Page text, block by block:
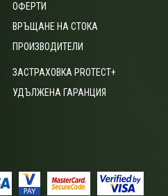
ОФЕРТИ
ВРЪЩАНЕ НА СТОКА
ПРОИЗВОДИТЕЛИ
ЗАСТРАХОВКА PROTECT+
УДЪЛЖЕНА ГАРАНЦИЯ